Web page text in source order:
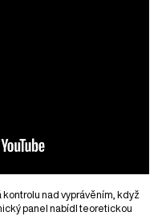
nad vyprávěním, když
panel nabídl teoretickou